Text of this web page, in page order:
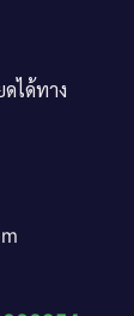
ดได้ทาง